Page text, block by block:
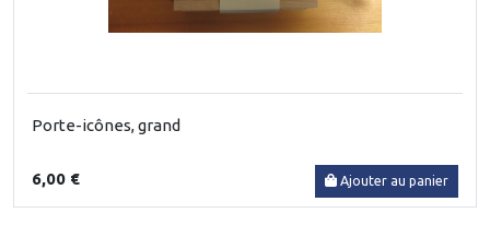
Porte-icônes, grand
6,00 € Ajouter au panier